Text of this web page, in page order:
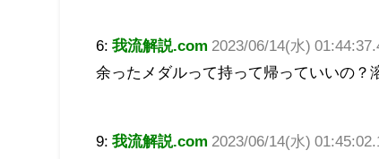
6:我流解説.com 2023/06/14(水)
余ったメダルって持って帰っていいの？
9:我流解説.com 2023/06/14(水)